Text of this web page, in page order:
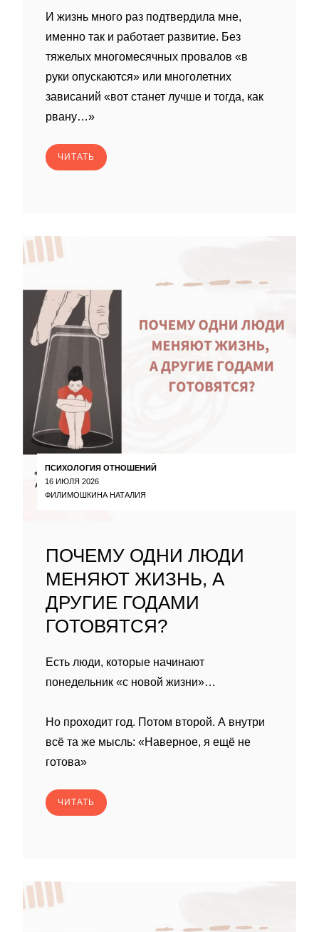
И жизнь много раз подтвердила мне,
именно так и работает развитие. Без
тяжелых многомесячных провалов «в
руки опускаются» или многолетних
зависаний «вот станет лучше и тогда, как
рвану…»
ЧИТАТЬ
ПСИХОЛОГИЯ ОТНОШЕНИЙ
16 ИЮЛЯ 2026
ФИЛИМОШКИНА НАТАЛИЯ
ПОЧЕМУ ОДНИ ЛЮДИ
МЕНЯЮТ ЖИЗНЬ, А
ДРУГИЕ ГОДАМИ
ГОТОВЯТСЯ?
Есть люди, которые начинают
понедельник «с новой жизни»…
Но проходит год. Потом второй. А внутри
всё та же мысль: «Наверное, я ещё не
готова»
ЧИТАТЬ